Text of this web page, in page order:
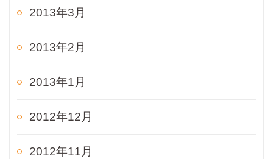
2013年3月
2013年2月
2013年1月
2012年12月
2012年11月